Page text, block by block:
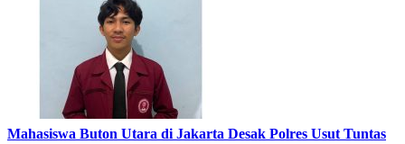
Mahasiswa Buton Utara di Jakarta Desak Polres Usut Tuntas